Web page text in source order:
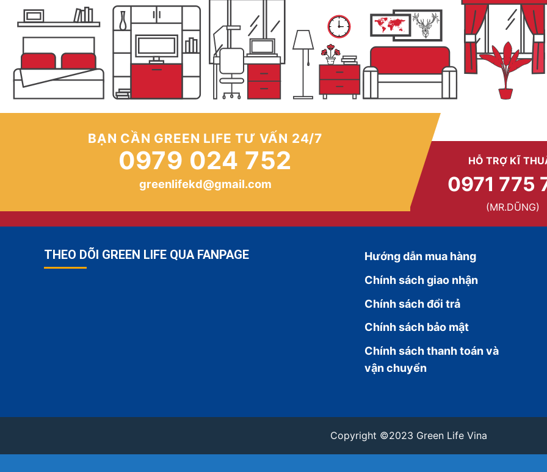
BẠN CẦN GREEN LIFE TƯ VẤN 24/7
0979 024 752
greenlifekd@gmail.com
HỖ TRỢ KĨ
0971 775
(MR.DŨNG)
THEO DÕI GREEN LIFE QUA FANPAGE
Hướng dẫn mua hàng
Chính sách giao nhận
Chính sách đổi trả
Chính sách bảo mật
Chính sách thanh toán và
vận chuyển
Copyright ©2023 Green Life Vina